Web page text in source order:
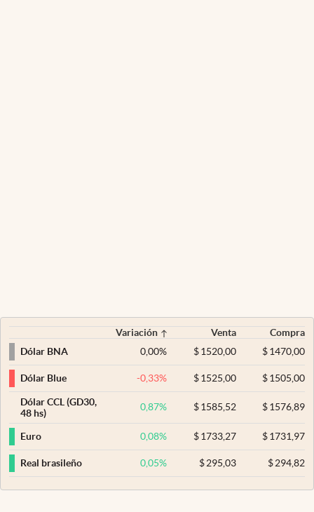
Variación Venta
Compra
Dólar BNA
0,00% $ 1520,00 $1470,00
Dólar Blue -0,33% $ 1525,00 $1505,00
Dólar CCL (GD30,
48 hs)
0,87% $ 1585,52 $1576,89
Euro 0,08% $ 1733,27 $1731,97
Real brasileño 0,05% $ 295,03 $294,82